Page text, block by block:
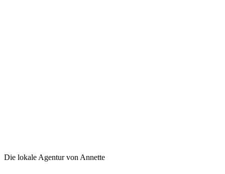
Die lokale Agentur von Annette